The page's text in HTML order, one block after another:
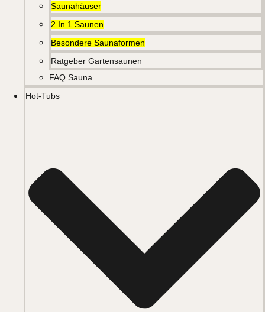
Saunahäuser
2 In 1 Saunen
Besondere Saunaformen
Ratgeber Gartensaunen
FAQ Sauna
Hot-Tubs